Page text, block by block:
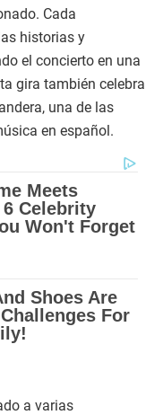
Cada
historias y
el concierto en una
gira también celebra
una de las
en español.
a varias